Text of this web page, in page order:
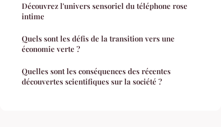
Découvrez l'univers sensoriel du téléphone rose
intime
Quels sont les défis de la transition vers une
économie verte ?
Quelles sont les conséquences des récentes
découvertes scientifiques sur la société ?